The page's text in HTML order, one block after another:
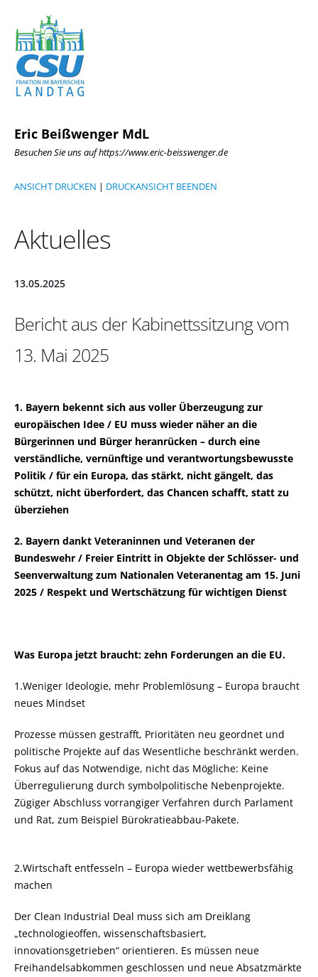
Eric Beißwenger MdL
Besuchen Sie uns auf https://www.eric-beisswenger.de
ANSICHT DRUCKEN | DRUCKANSICHT BEENDEN
Aktuelles
13.05.2025
Bericht aus der Kabinettssitzung vom
13. Mai 2025
1. Bayern bekennt sich aus voller Überzeugung zur
europäischen Idee / EU muss wieder näher an die
Bürgerinnen und Bürger heranrücken – durch eine
verständliche, vernünftige und verantwortungsbewusste
Politik / für ein Europa, das stärkt, nicht gängelt, das
schützt, nicht überfordert, das Chancen schafft, statt zu
überziehen
2. Bayern dankt Veteraninnen und Veteranen der
Bundeswehr / Freier Eintritt in Objekte der Schlösser- und
Seenverwaltung zum Nationalen Veteranentag am 15. Juni
2025 / Respekt und Wertschätzung für wichtigen Dienst
Was Europa jetzt braucht: zehn Forderungen an die EU.
1.Weniger Ideologie, mehr Problemlösung – Europa braucht
neues Mindset
Prozesse müssen gestrafft, Prioritäten neu geordnet und
politische Projekte auf das Wesentliche beschränkt werden.
Fokus auf das Notwendige, nicht das Mögliche: Keine
Überregulierung durch symbolpolitische Nebenprojekte.
Zügiger Abschluss vorrangiger Verfahren durch Parlament
und Rat, zum Beispiel Bürokratieabbau-Pakete.
2.Wirtschaft entfesseln – Europa wieder wettbewerbsfähig
machen
Der Clean Industrial Deal muss sich am Dreiklang
technologieoffen, wissenschaftsbasiert,
innovationsgetrieben“ orientieren. Es müssen neue
Freihandelsabkommen geschlossen und neue Absatzmärkte